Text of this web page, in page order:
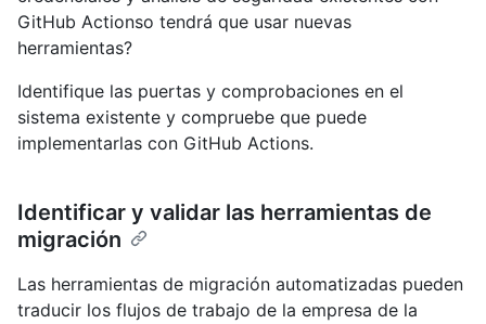
GitHub Actionso tendrá que usar nuevas
herramientas?
Identifique las puertas y comprobaciones en el
sistema existente y compruebe que puede
implementarlas con GitHub Actions.
Identificar y validar las herramientas de
migración
Las herramientas de migración automatizadas pueden
traducir los flujos de trabajo de la empresa de la